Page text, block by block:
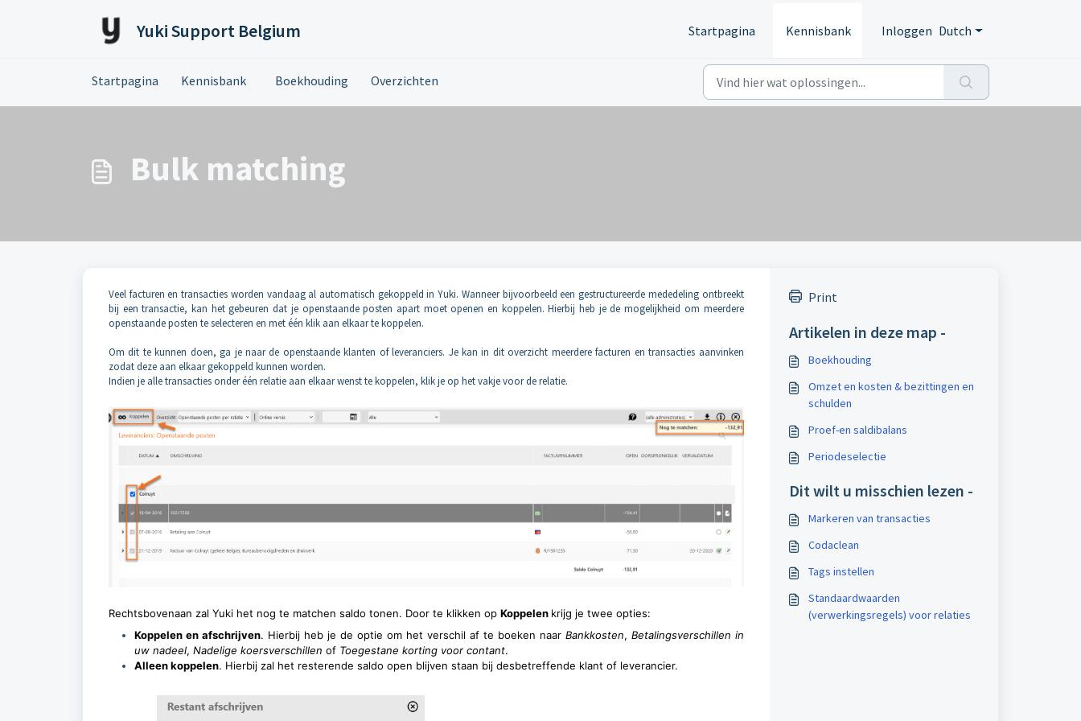
Yuki Support Belgium Startpagina Kennisbank Inloggen Dutch
Startpagina Kennisbank Boekhouding Overzichten
Bulk matching
Veel facturen en transacties worden vandaag al automatisch gekoppeld in Yuki. Wanneer bijvoorbeeld een gestructureerde mededeling ontbreekt
bij een transactie, kan het gebeuren dat je openstaande posten apart moet openen en koppelen. Hierbij heb je de mogelijkheid om meerdere
openstaande posten te selecteren en met één klik aan elkaar te koppelen.
Om dit te kunnen doen, ga je naar de openstaande klanten of leveranciers. Je kan in dit overzicht meerdere facturen en transacties aanvinken
zodat deze aan elkaar gekoppeld kunnen worden.
Indien je alle transacties onder één relatie aan elkaar wenst te koppelen, klik je op het vakje voor de relatie.
Rechtsbovenaan zal Yuki het nog te matchen saldo tonen. Door te klikken op Koppelen krijg je twee opties:
Koppelen en afschrijven. Hierbij heb je de optie om het verschil af te boeken naar Bankkosten, Betalingsverschillen in
uw nadeel, Nadelige koersverschillen of Toegestane korting voor contant.
Alleen koppelen. Hierbij zal het resterende saldo open blijven staan bij desbetreffende klant of leverancier.
Print
Artikelen in deze map -
Boekhouding
Omzet en kosten & bezittingen en
schulden
Proef-en saldibalans
Periodeselectie
Dit wilt u misschien lezen -
Markeren van transacties
Codaclean
Tags instellen
Standaardwaarden
(verwerkingsregels) voor relaties